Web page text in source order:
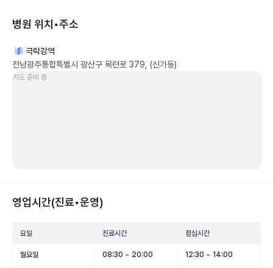
병원 위치•주소
극락강역
전남광주통합특별시 광산구 목련로 379, (신가동)
지도 준비 중
영업시간(진료•운영)
요일 진료시간 점심시간
월요일 08:30 ~ 20:00 12:30 ~ 14:00